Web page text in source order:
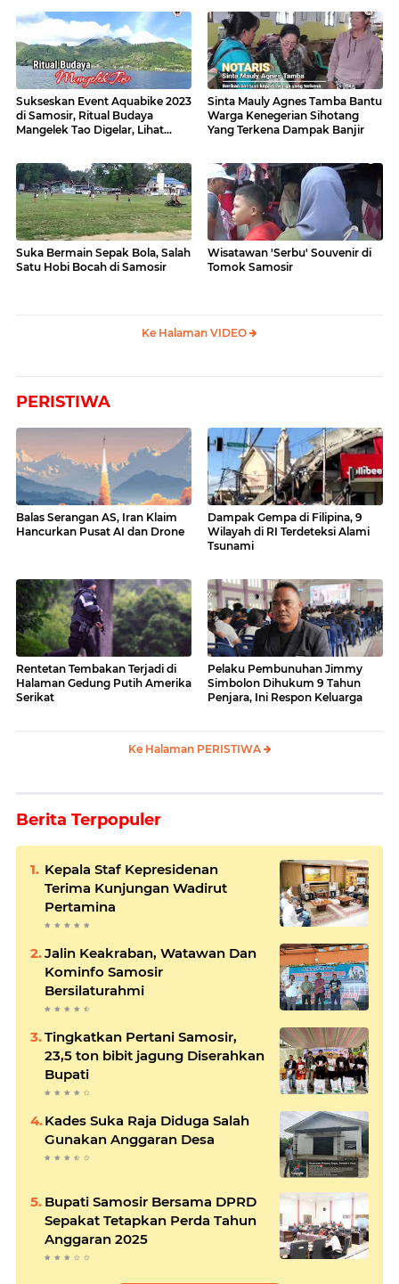
Sukseskan Event Aquabike 2023
di Samosir, Ritual Budaya
Mangelek Tao Digelar, Lihat
Sinta Mauly Agnes Tamba Bantu
Warga Kenegerian Sihotang
Yang Terkena Dampak Banjir
Suka Bermain Sepak Bola, Salah
Satu Hobi Bocah di Samosir
Wisatawan 'Serbu' Souvenir di
Tomok Samosir
Ke Halaman VIDEO
PERISTIWA
Balas Serangan AS, Iran Klaim
Hancurkan Pusat AI dan Drone
Dampak Gempa di Filipina, 9
Wilayah di RI Terdeteksi Alami
Tsunami
Rentetan Tembakan Terjadi di
Halaman Gedung Putih Amerika
Serikat
Pelaku Pembunuhan Jimmy
Simbolon Dihukum 9 Tahun
Penjara, Ini Respon Keluarga
Ke Halaman PERISTIWA
Berita Terpopuler
Kepala Staf Kepresidenan
Terima Kunjungan Wadirut
Pertamina
Jalin Keakraban, Watawan Dan
Kominfo Samosir
Bersilaturahmi
Tingkatkan Pertani Samosir,
23,5 ton bibit jagung Diserahkan
Bupati
Kades Suka Raja Diduga Salah
Gunakan Anggaran Desa
Bupati Samosir Bersama DPRD
Sepakat Tetapkan Perda Tahun
Anggaran 2025